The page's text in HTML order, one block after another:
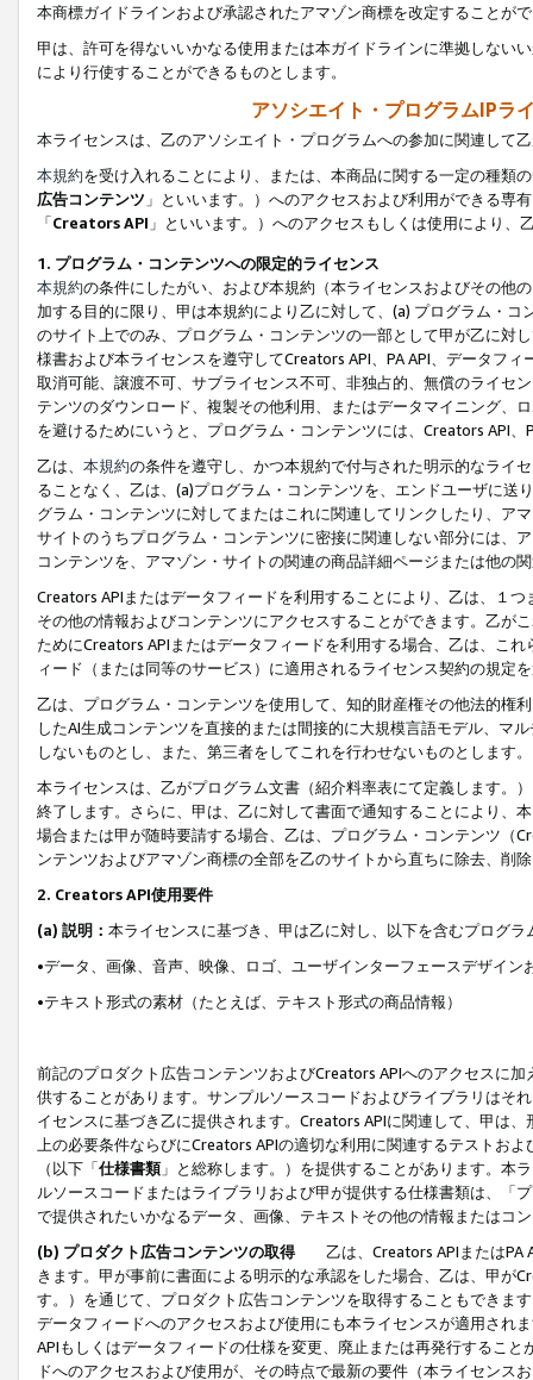
本商標ガイドラインおよび承認されたアマゾン商標を改定することが
甲は、許可を得ないいかなる使用または本ガイドラインに準拠しない
により行使することができるものとします。
アソシエイト・プログラムIPラ
本ライセンスは、乙のアソシエイト・プログラムへの参加に関連して
本規約を受け入れることにより、または、本商品に関する一定の種類
広告コンテンツ 」といいます。）へのアクセスおよび利用ができる専
「Creators API 」といいます。）へのアクセスもしくは使用により
1. プログラム・コンテンツへの限定的ライセンス
本規約の条件にしたがい、および本規約（本ライセンスおよびその他
加する目的に限り、甲は本規約により乙に対して、(a) プログラム・
のサイト上でのみ、プログラム・コンテンツの一部として甲が乙に対
様書および本ライセンスを遵守してCreators API、PA API、データフ
取消可能、譲渡不可、サブライセンス不可、非独占的、無償のライセ
テンツのダウンロード、複製その他利用、またはデータマイニング、
を避けるためにいうと、プログラム・コンテンツには、Creators API
乙は、 本規約の条件を遵守し、かつ本規約で付与された明示的なライ
ることなく、乙は、(a)プログラム・コンテンツを、エンドユーザに
グラム・コンテンツに対してまたはこれに関連してリンクしたり、ア
サイトのうちプログラム・コンテンツに密接に関連しない部分には、
コンテンツを、アマゾン・サイトの関連の商品詳細ページまたは他の
Creators APIまたはデータフィードを利用することにより、乙は、１
その他の情報およびコンテンツにアクセスすることができます。乙が
ためにCreators APIまたはデータフィードを利用する場合、乙は、こ
ィード（または同等のサービス）に適用されるライセンス契約の規定
乙は、プログラム・コンテンツを使用して、知的財産権その他法的権
したAI生成コンテンツを直接的または間接的に大規模言語モデル、マ
しないものとし、また、第三者をしてこれを行わせないものとします。
本ライセンスは、乙がプログラム文書（紹介料率表にて定義します。
終了します。さらに、甲は、乙に対して書面で通知することにより、
場合または甲が随時要請する場合、乙は、プログラム・コンテンツ（
ンテンツおよびアマゾン商標の全部を乙のサイトから直ちに除去、削
2. Creators API使用要件
(a) 説明： 本ライセンスに基づき、甲は乙に対し、以下を含むプログ
•データ、画像、音声、映像、ロゴ、ユーザインターフェースデザイ
•テキスト形式の素材（たとえば、テキスト形式の商品情報）
前記のプロダクト広告コンテンツおよびCreators APIへのアクセスに
供することがあります。サンプルソースコードおよびライブラリはそ
イセンスに基づき乙に提供されます。Creators APIに関連して、甲は
上の必要条件ならびにCreators APIの適切な利用に関連するテストお
（以下「仕様書類」と総称します。）を提供することがあります。本
ルソースコードまたはライブラリおよび甲が提供する仕様書類は、「
で提供されたいかなるデータ、画像、テキストその他の情報またはコ
(b) プロダクト広告コンテンツの取得
乙は、Creators APIまたはPA
きます。甲が事前に書面による明示的な承認をした場合、乙は、甲が
す。）を通じて、プロダクト広告コンテンツを取得することもできま
データフィードへのアクセスおよび使用にも本ライセンスが適用され
APIもしくはデータフィードの仕様を変更、廃止または再発行するこ
ドへのアクセスおよび使用が、その時点で最新の要件（本ライセン